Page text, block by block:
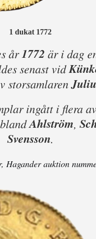
1 dukat 1772
år1772 är i dag
senast vid
storsamlaren
ingått i flera
Ahlström,
Svensson.
Hagander auktion